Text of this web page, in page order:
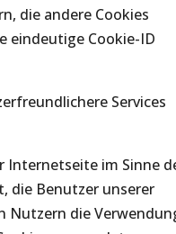
die andere Cookies
eindeutige Cookie-ID
Services
im Sinne
die Benutzer unserer
Nutzern die